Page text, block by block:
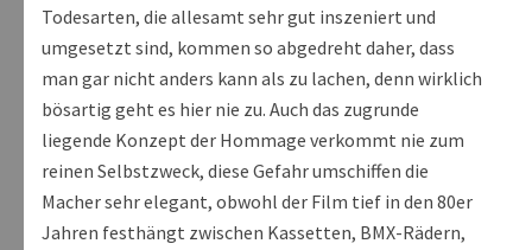
Todesarten, die allesamt sehr gut inszeniert und
umgesetzt sind, kommen so abgedreht daher, dass
man gar nicht anders kann als zu lachen, denn wirklich
bösartig geht es hier nie zu. Auch das zugrunde
liegende Konzept der Hommage verkommt nie zum
reinen Selbstzweck, diese Gefahr umschiffen die
Macher sehr elegant, obwohl der Film tief in den 80er
Jahren festhängt zwischen Kassetten, BMX-Rädern,